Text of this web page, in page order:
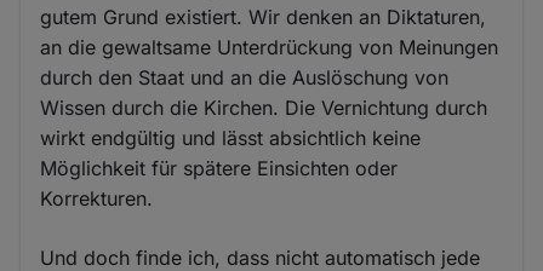
gutem Grund existiert. Wir denken an Diktaturen,
an die gewaltsame Unterdrückung von Meinungen
durch den Staat und an die Auslöschung von
Wissen durch die Kirchen. Die Vernichtung durch
wirkt endgültig und lässt absichtlich keine
Möglichkeit für spätere Einsichten oder
Korrekturen.
Und doch finde ich, dass nicht automatisch jede